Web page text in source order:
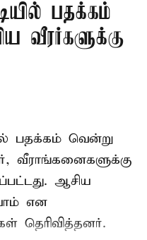
பதக்கம்
வீரர்களுக்கு
பதக்கம் வென்று
வீராங்கனைகளுக்கு
ஆசிய
என
தெரிவித்தனர்.